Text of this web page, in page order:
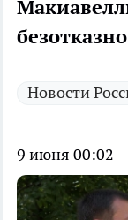
безотказно
Новости
9 июня 00:02